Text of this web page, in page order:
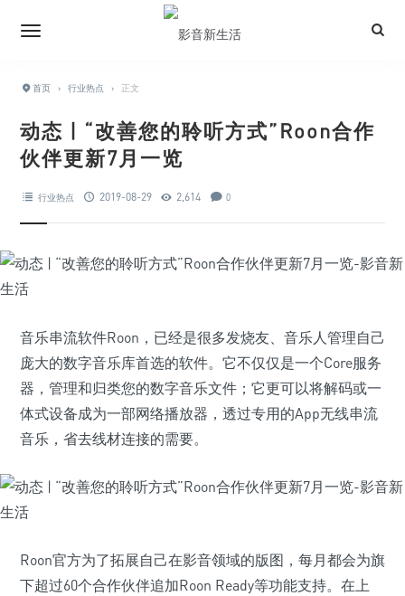
首页 › 行业热点 › 正文
动态 | “改善您的聆听方式”Roon合作
伙伴更新7月一览
行业热点 2019-08-29 2,614 0
音乐串流软件Roon，已经是很多发烧友、音乐人管理自己
庞大的数字音乐库首选的软件。它不仅仅是一个Core服务
器，管理和归类您的数字音乐文件；它更可以将解码或一
体式设备成为一部网络播放器，透过专用的App无线串流
音乐，省去线材连接的需要。
Roon官方为了拓展自己在影音领域的版图，每月都会为旗
下超过60个合作伙伴追加Roon Ready等功能支持。在上